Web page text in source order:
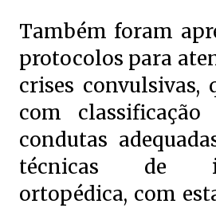
Também foram
protocolos para
crises convulsivas,
com
condutas
técnicas de
ortopédica, com